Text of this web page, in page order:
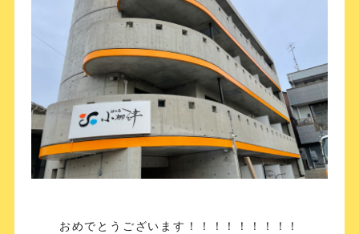
おめでとうございます！！！！！！！！！